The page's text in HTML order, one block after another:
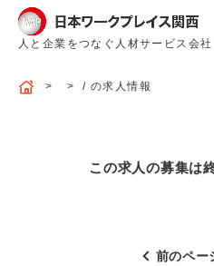
人と企業をつなぐ人材サービス会社
ホー
会社
/ の求人情報
この求人の募集は
前のペー